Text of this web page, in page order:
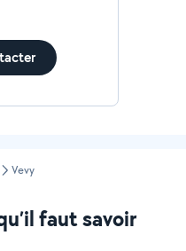
Vevy
faut savoir